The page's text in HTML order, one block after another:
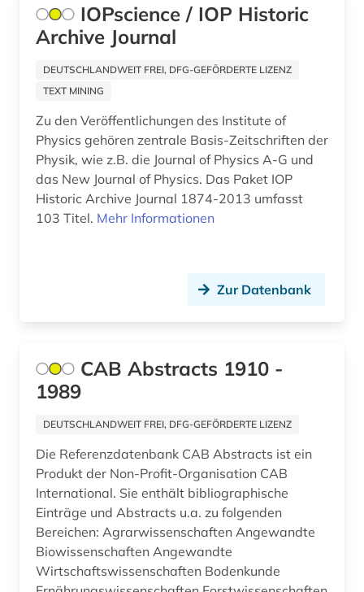
bibliothek (8)
bibliothekskataloge (1)
bibliotheksrecht (1)
bibliothekswesen (7)
bibliothekswissenschaft (7)
bilddatenbank (2)
bildung (8)
bildung in der sozialarbeit (1)
bildungsforschung (6)
bildungsgeschichte (2)
bildungspolitik (1)
bildungstheorie (1)
IOPscience / IOP Historic
Archive Journal
DEUTSCHLANDWEIT FREI, DFG-GEFÖRDERTE LIZENZ
TEXT MINING
Zu den Veröffentlichungen des Institute of
Physics gehören zentrale Basis-Zeitschriften der
Physik, wie z.B. die Journal of Physics A-G und
das New Journal of Physics. Das Paket IOP
Historic Archive Journal 1874-2013 umfasst
103 Titel. Mehr Informationen
Zur Datenbank
CAB Abstracts 1910 -
1989
DEUTSCHLANDWEIT FREI, DFG-GEFÖRDERTE LIZENZ
Die Referenzdatenbank CAB Abstracts ist ein
Produkt der Non-Profit-Organisation CAB
International. Sie enthält bibliographische
Einträge und Abstracts u.a. zu folgenden
Bereichen: Agrarwissenschaften Angewandte
Biowissenschaften Angewandte
Wirtschaftswissenschaften Bodenkunde